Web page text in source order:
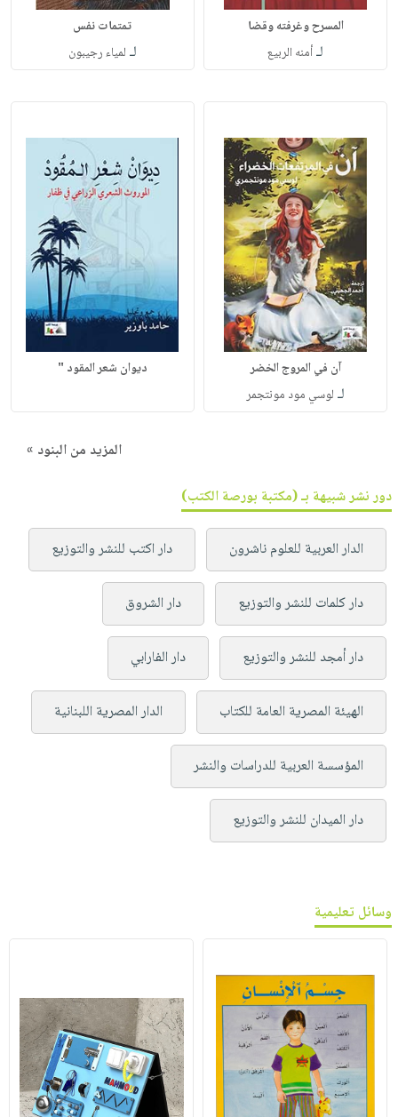
المسرح وغرفته وقضا
لـأمنه الربيع
تمتمات نفس
لـ لمياء رجيبون
آن في المروج الخضر
لـ لوسي مود مونتجمر
ديوان شعر المقود "
المزيد من البنود »
دور نشر شبيهة بـ (مكتبة بورصة الكتب)
الدار العربية للعلوم ناشرون دار اكتب للنشر والتوزيع
دار كلمات للنشر والتوزيع دار الشروق
دار أمجد للنشر والتوزيع دار الفارابي
الهيئة المصرية العامة للكتاب الدار المصرية اللبنانية
المؤسسة العربية للدراسات والنشر
دار الميدان للنشر والتوزيع
وسائل تعليمية